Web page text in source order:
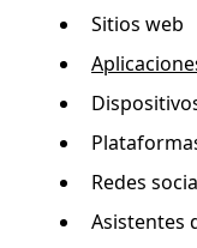
Sitios web
Redes
Asistentes